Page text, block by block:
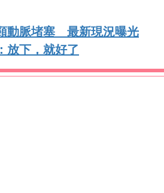
動脈堵塞 最新現況曝光
放下，就好了